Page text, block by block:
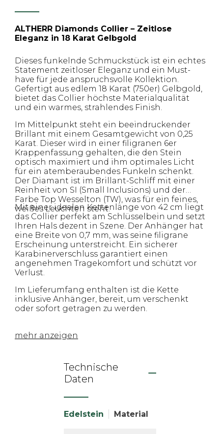
ALTHERR Diamonds Collier – Zeitlose
Eleganz in 18 Karat Gelbgold
Dieses funkelnde Schmuckstück ist ein echtes
Statement zeitloser Eleganz und ein Must-
have für jede anspruchsvolle Kollektion.
Gefertigt aus edlem 18 Karat (750er) Gelbgold,
bietet das Collier höchste Materialqualität
und ein warmes, strahlendes Finish.
Im Mittelpunkt steht ein beeindruckender
Brillant mit einem Gesamtgewicht von 0,25
Karat. Dieser wird in einer filigranen 6er
Krappenfassung gehalten, die den Stein
optisch maximiert und ihm optimales Licht
für ein atemberaubendes Funkeln schenkt.
Der Diamant ist im Brillant-Schliff mit einer
Reinheit von SI (Small Inclusions) und der
Farbe Top Wesselton (TW), was für ein feines,
weißes Leuchten steht.
Mit einer idealen Kettenlänge von 42 cm liegt
das Collier perfekt am Schlüsselbein und setzt
Ihren Hals dezent in Szene. Der Anhänger hat
eine Breite von 0,7 mm, was seine filigrane
Erscheinung unterstreicht. Ein sicherer
Karabinerverschluss garantiert einen
angenehmen Tragekomfort und schützt vor
Verlust.
Im Lieferumfang enthalten ist die Kette
inklusive Anhänger, bereit, um verschenkt
oder sofort getragen zu werden.
mehr anzeigen
Technische
Daten
Edelstein Material